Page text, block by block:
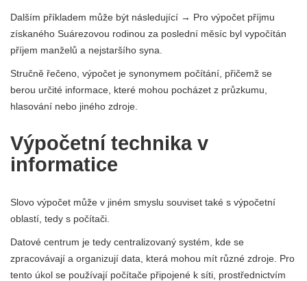
Dalším příkladem může být následující → Pro výpočet příjmu
získaného Suárezovou rodinou za poslední měsíc byl vypočítán
příjem manželů a nejstaršího syna.
Stručně řečeno, výpočet je synonymem počítání, přičemž se
berou určité informace, které mohou pocházet z průzkumu,
hlasování nebo jiného zdroje.
Výpočetní technika v
informatice
Slovo výpočet může v jiném smyslu souviset také s výpočetní
oblastí, tedy s počítači.
Datové centrum je tedy centralizovaný systém, kde se
zpracovávají a organizují data, která mohou mít různé zdroje. Pro
tento úkol se používají počítače připojené k síti, prostřednictvím